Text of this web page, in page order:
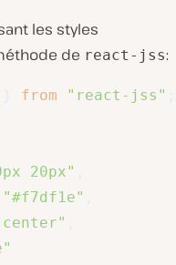
les styles
de react-jss:
from "react-jss"
20px"
"#f7df1e"